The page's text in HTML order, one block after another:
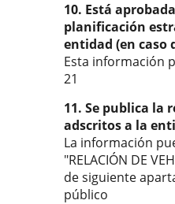
10. Está
planificación
entidad (en caso
Esta información
21
11. Se publica la
adscritos a la
La información
"RELACIÓN DE
de siguiente
público